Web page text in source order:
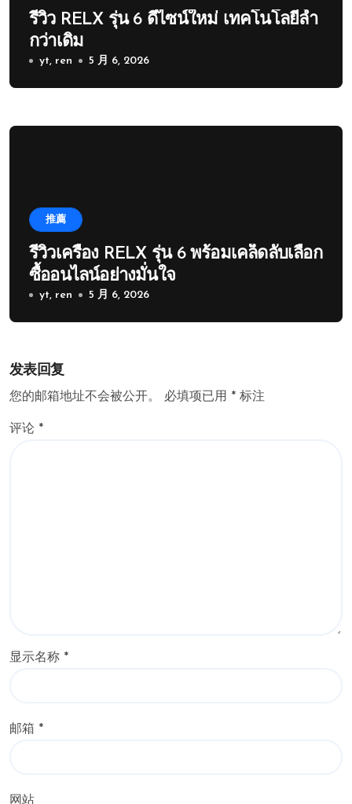
รีวิว RELX รุ่น 6 ดีไซน์ใหม่ เทคโนโลยีล้ำ
กว่าเดิม
yt, ren 5 月 6, 2026
推薦
รีวิวเครื่อง RELX รุ่น 6 พร้อมเคล็ดลับเลือก
ซื้ออนไลน์อย่างมั่นใจ
yt, ren 5 月 6, 2026
发表回复
您的邮箱地址不会被公开。 必填项已用 * 标注
评论 *
显示名称 *
邮箱 *
网站